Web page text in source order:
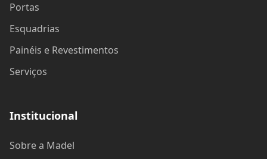
Portas
Esquadrias
Painéis e Revestimentos
Serviços
Institucional
Sobre a Madel